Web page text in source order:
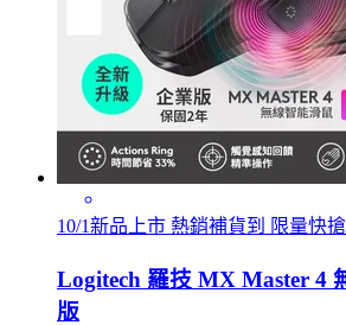
10/1新品上市 熱銷補貨到 限量快
Logitech 羅技 MX Master 4
版